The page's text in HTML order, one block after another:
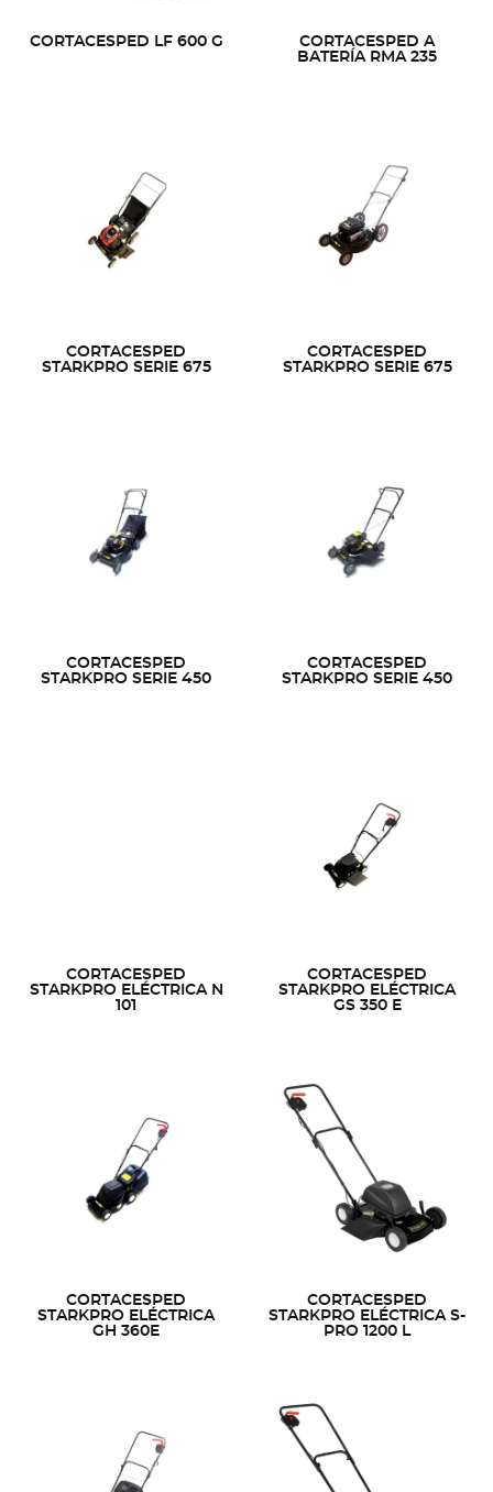
CORTACESPED LF 600 G
CORTACESPED A
BATERÍA RMA 235
CORTACESPED
STARKPRO SERIE 675
CORTACESPED
STARKPRO SERIE 675
CORTACESPED
STARKPRO SERIE 450
CORTACESPED
STARKPRO SERIE 450
CORTACESPED
STARKPRO ELÉCTRICA N
101
CORTACESPED
STARKPRO ELÉCTRICA
GS 350 E
CORTACESPED
STARKPRO ELÉCTRICA
GH 360E
CORTACESPED
STARKPRO ELÉCTRICA S-
PRO 1200 L